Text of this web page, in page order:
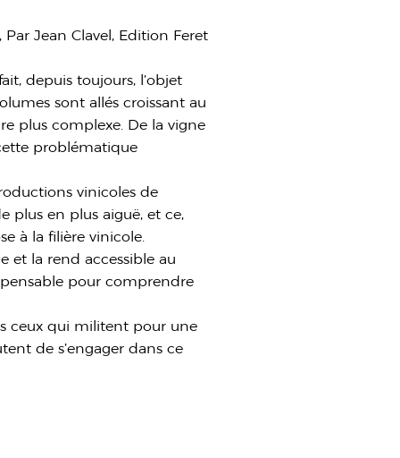
depuis toujours, l’objet
sont allés croissant au
plus complexe. De la vigne
problématique
vinicoles de
plus en plus aiguë, et ce,
à la filière vinicole.
et la rend accessible au
pour comprendre
ceux qui militent pour une
de s’engager dans ce